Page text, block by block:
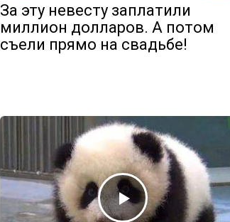
За эту невесту заплатили
миллион долларов. А потом
съели прямо на свадьбе!